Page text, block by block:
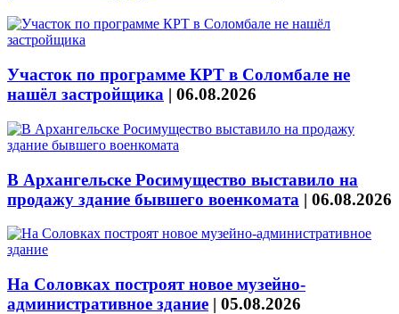
Участок по программе КРТ в Соломбале не
нашёл застройщика | 06.08.2026
В Архангельске Росимущество выставило на
продажу здание бывшего военкомата | 06.08.2026
На Соловках построят новое музейно-
административное здание | 05.08.2026